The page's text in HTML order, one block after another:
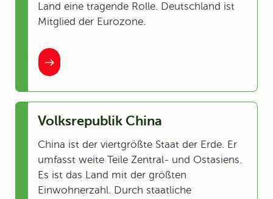
Land eine tragende Rolle. Deutschland ist
Mitglied der Eurozone.
Volksrepublik China
China ist der viertgrößte Staat der Erde. Er
umfasst weite Teile Zentral- und Ostasiens.
Es ist das Land mit der größten
Einwohnerzahl. Durch staatliche